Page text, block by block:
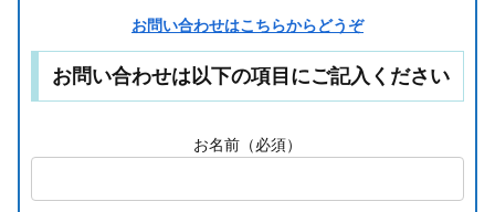
お問い合わせはこちらからどうぞ
お問い合わせは以下の項目にご記入ください
お名前（必須）